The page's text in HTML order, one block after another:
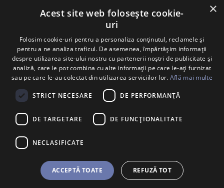
MĂ ABONEZ
×
Acest site web folosește cookie-
uri
Folosim cookie-uri pentru a personaliza conținutul, reclamele și
pentru a ne analiza traficul. De asemenea, împărtășim informații
despre utilizarea site-ului nostru cu partenerii noștri de publicitate și
analiză, care le pot combina cu alte informații pe care le-ați furnizat
sau pe care le-au colectat din utilizarea serviciilor lor. Află mai multe
STRICT NECESARE DE PERFORMANȚĂ
DE TARGETARE DE FUNCŢIONALITATE
NECLASIFICATE
ACCEPTĂ TOATE REFUZĂ TOT